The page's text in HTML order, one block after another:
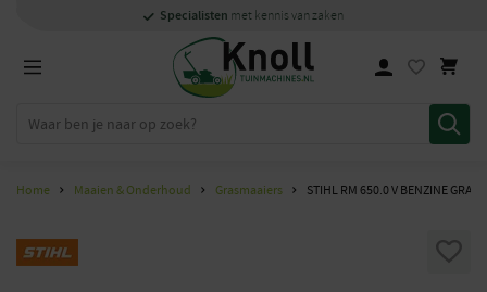
Specialisten met kennis van zaken
1000m2showroom in Staphorst
Persoonlijkensnelcontact
Specialisten met kennis van zaken
Home Maaien & Onderhoud Grasmaaiers STIHL RM 650.0 V BENZINE